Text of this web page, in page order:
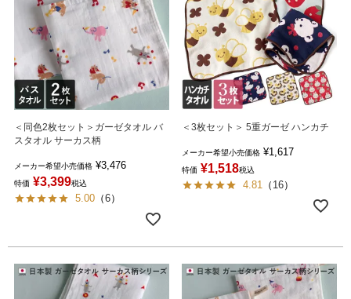
＜同色2枚セット＞ガーゼタオル バ
スタオル サーカス柄
メーカー希望小売価格 ¥3,476
特価 ¥3,399税込
5.00 （6）
＜3枚セット＞ 5重ガーゼ ハンカチ
メーカー希望小売価格 ¥1,617
特価 ¥1,518税込
4.81 （ 16）